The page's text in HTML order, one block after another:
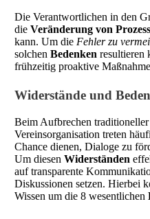
Die Verantwortlichen in den
die Veränderung von
kann. Um die Fehler zu
solchen Bedenken resultieren
frühzeitig proaktive
Widerstände und
Beim Aufbrechen
Vereinsorganisation treten
Chance dienen, Dialoge zu
Um diesen Widerständen
auf transparente
Diskussionen setzen. Hierbei
Wissen um die 8 wesentlichen